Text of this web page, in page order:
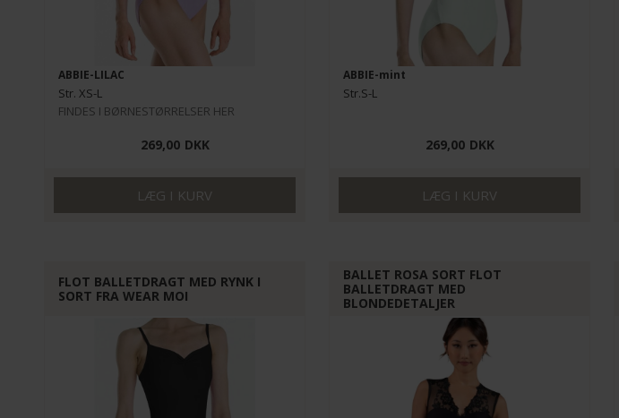
ABBIE-LILAC
Str. XS-L
FINDES I BØRNESTØRRELSER HER
269,00 DKK
ABBIE-mint
Str.S-L
269,00 DKK
FLOT BALLETDRAGT MED RYNK I
SORT FRA WEAR MOI
BALLET ROSA SORT FLOT
BALLETDRAGT MED
BLONDEDETALJER